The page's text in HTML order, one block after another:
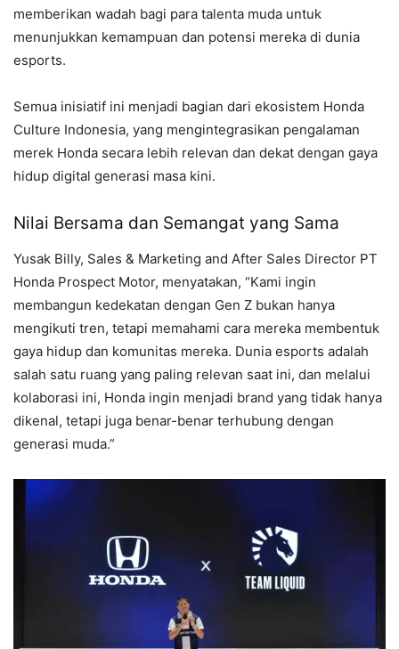
memberikan wadah bagi para talenta muda untuk
menunjukkan kemampuan dan potensi mereka di dunia
esports.
Semua inisiatif ini menjadi bagian dari ekosistem Honda
Culture Indonesia, yang mengintegrasikan pengalaman
merek Honda secara lebih relevan dan dekat dengan gaya
hidup digital generasi masa kini.
Nilai Bersama dan Semangat yang Sama
Yusak Billy, Sales & Marketing and After Sales Director PT
Honda Prospect Motor, menyatakan, “Kami ingin
membangun kedekatan dengan Gen Z bukan hanya
mengikuti tren, tetapi memahami cara mereka membentuk
gaya hidup dan komunitas mereka. Dunia esports adalah
salah satu ruang yang paling relevan saat ini, dan melalui
kolaborasi ini, Honda ingin menjadi brand yang tidak hanya
dikenal, tetapi juga benar-benar terhubung dengan
generasi muda.”